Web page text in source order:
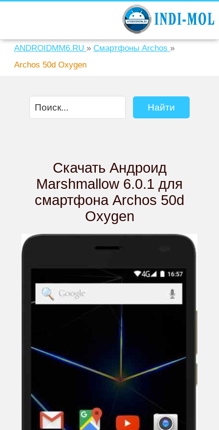
ANDROIDMM6.RU » Смартфоны Archos »
Archos 50d Oxygen
Скачать Андроид
Marshmallow 6.0.1 для
смартфона Archos 50d
Oxygen